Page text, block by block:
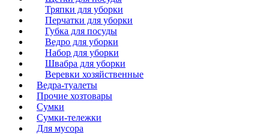
Тряпки для уборки
Перчатки для уборки
Губка для посуды
Ведро для уборки
Набор для уборки
Швабра для уборки
Веревки хозяйственные
Ведра-туалеты
Прочие хозтовары
Сумки
Сумки-тележки
Для мусора